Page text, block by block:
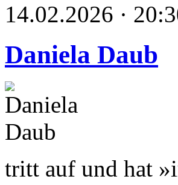
14.02.2026 ·
Daniela Daub
tritt auf und hat